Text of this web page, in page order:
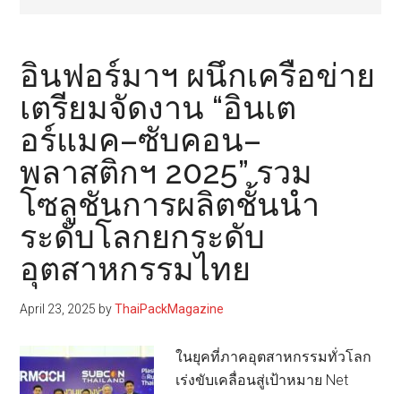
อินฟอร์มาฯ ผนึกเครือข่าย
เตรียมจัดงาน “อินเต
อร์แมค–ซับคอน–
พลาสติกฯ 2025” รวม
โซลูชันการผลิตชั้นนำ
ระดับโลกยกระดับ
อุตสาหกรรมไทย
April 23, 2025 byThaiPackMagazine
ในยุคที่ภาคอุตสาหกรรมทั่วโลก
เร่งขับเคลื่อนสู่เป้าหมาย Net